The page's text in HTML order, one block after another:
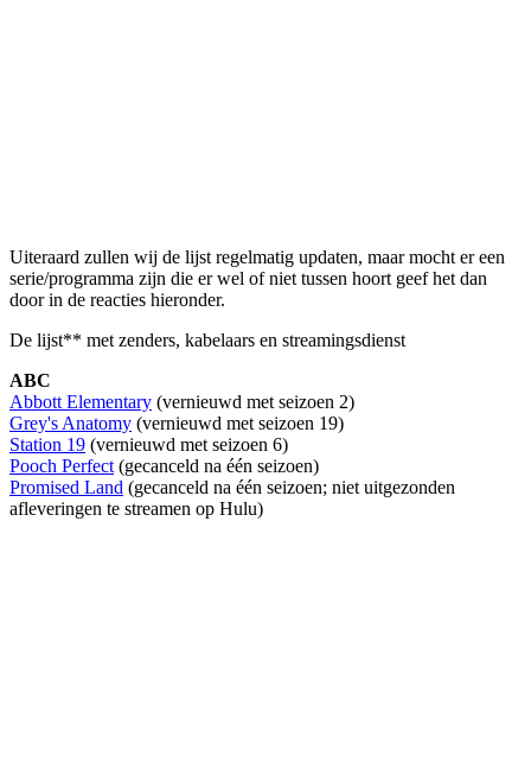
Uiteraard zullen wij de lijst regelmatig updaten, maar mocht er een
serie/programma zijn die er wel of niet tussen hoort geef het dan
door in de reacties hieronder.
De lijst** met zenders, kabelaars en streamingsdienst
ABC
Abbott Elementary (vernieuwd met seizoen 2)
Grey's Anatomy (vernieuwd met seizoen 19)
Station 19 (vernieuwd met seizoen 6)
Pooch Perfect (gecanceld na één seizoen)
Promised Land (gecanceld na één seizoen; niet uitgezonden
afleveringen te streamen op Hulu)